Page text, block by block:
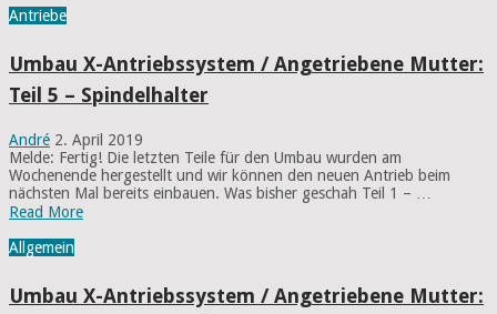
Antriebe
Umbau X-Antriebssystem / Angetriebene Mutter:
Teil 5 – Spindelhalter
André 2. April 2019
Melde: Fertig! Die letzten Teile für den Umbau wurden am
Wochenende hergestellt und wir können den neuen Antrieb beim
nächsten Mal bereits einbauen. Was bisher geschah Teil 1 – …
Read More
Allgemein
Umbau X-Antriebssystem / Angetriebene Mutter: